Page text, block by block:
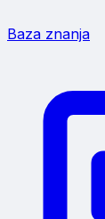
Baza znanja